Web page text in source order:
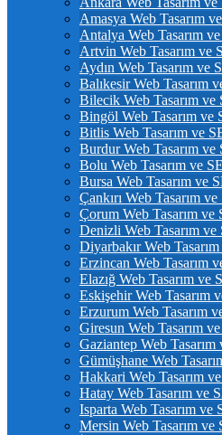
Amasya Web Tasarım
Antalya Web Tasarım ve
Artvin Web Tasarım ve
Aydın Web Tasarım ve
Balıkesir Web Tasarım
Bilecik Web Tasarım ve
Bingöl Web Tasarım ve
Bitlis Web Tasarım ve
Burdur Web Tasarım ve
Bolu Web Tasarım ve
Bursa Web Tasarım ve
Çankırı Web Tasarım ve
Çorum Web Tasarım ve
Denizli Web Tasarım ve
Diyarbakır Web
Erzincan Web Tasarım
Elazığ Web Tasarım ve
Eskişehir Web Tasarım
Erzurum Web Tasarım
Giresun Web Tasarım
Gaziantep Web Tasarım
Gümüşhane Web
Hakkari Web Tasarım
Hatay Web Tasarım ve
Isparta Web Tasarım ve
Mersin Web Tasarım ve